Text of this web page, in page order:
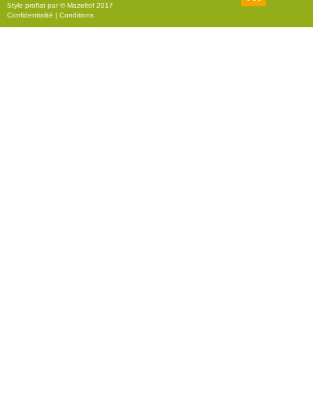
Style proflat par ©Mazeltof 2017
Confidentialité | Conditions